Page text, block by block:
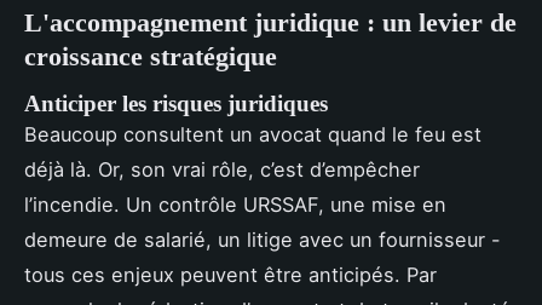
L'accompagnement juridique : un levier de
croissance stratégique
Anticiper les risques juridiques
Beaucoup consultent un avocat quand le feu est
déjà là. Or, son vrai rôle, c’est d’empêcher
l’incendie. Un contrôle URSSAF, une mise en
demeure de salarié, un litige avec un fournisseur -
tous ces enjeux peuvent être anticipés. Par